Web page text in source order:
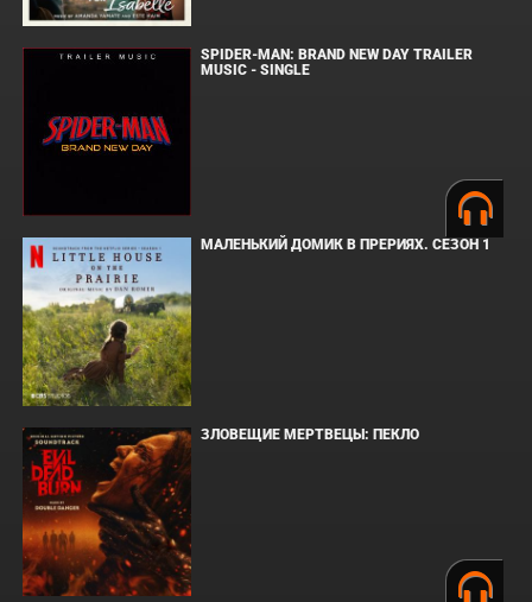
SPIDER-MAN: BRAND NEW DAY TRAILER
MUSIC - SINGLE
МАЛЕНЬКИЙ ДОМИК В ПРЕРИЯХ. СЕЗОН 1
ЗЛОВЕЩИЕ МЕРТВЕЦЫ: ПЕКЛО